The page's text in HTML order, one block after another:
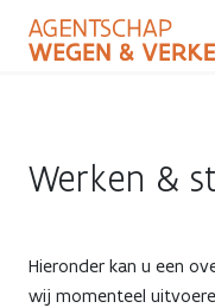
naar
Werken &
Hieronder kan u een
wij momenteel